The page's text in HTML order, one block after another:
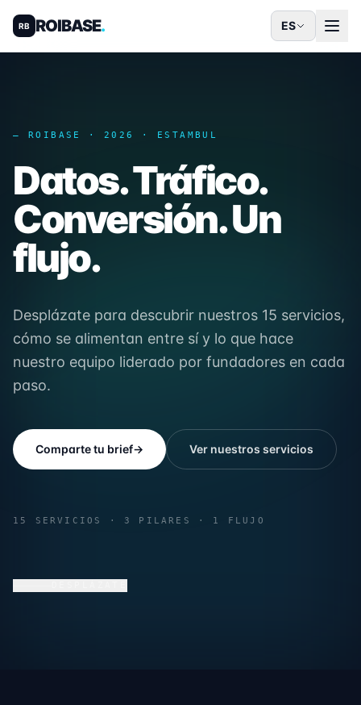
RB ROIBASE. ES
— ROIBASE · 2026 · ESTAMBUL
Datos. Tráfico.
Conversión. Un
flujo.
Desplázate para descubrir nuestros 15 servicios,
cómo se alimentan entre sí y lo que hace
nuestro equipo liderado por fundadores en cada
paso.
Comparte tu brief→ Ver nuestros servicios
15 SERVICIOS · 3 PILARES · 1 FLUJO